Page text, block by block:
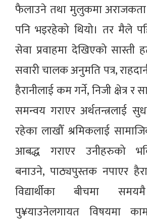
फैलाउने तथा मुलुकमा
पनि भइरहेको थियो। तर मैले
सेवा प्रवाहमा देखिएको सास्ती
सवारी चालक अनुमति पत्र,
हैरानीलाई कम गर्ने, निजी क्षेत्र र
समन्वय गराएर अर्थतन्त्रलाई
रहेका लाखौँ श्रमिकलाई
आबद्ध गराएर उनीहरुको
बनाउने, पाठ्यपुस्तक नपाएर
विद्यार्थीका बीचमा
पु¥याउनेलगायत विषयमा